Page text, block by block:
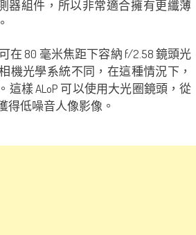
器組件，所以非常適合擁有更纖薄
在 80 毫米焦距下容納 f/2.58 鏡頭光
機光學系統不同，在這種情況下，
這樣 ALoP 可以使用大光圈鏡頭，從
得低噪音人像影像。